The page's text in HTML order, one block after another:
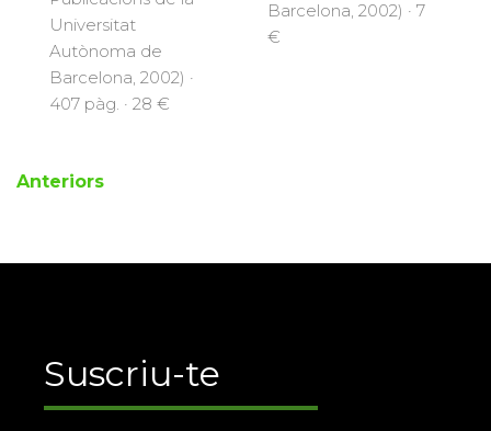
Universitat
Autònoma de
Barcelona, 2002) ·
407 pàg. · 28 €
Barcelona, 2002) · 7
€
Anteriors
Suscriu-te